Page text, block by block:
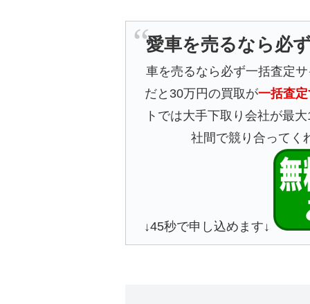
愛車を売るなら必
車を売るなら必ず一括査定
だと30万円の買取が一括査
トでは大手下取り会社が最
社間で競り合ってく
↓45秒で申し込めます↓